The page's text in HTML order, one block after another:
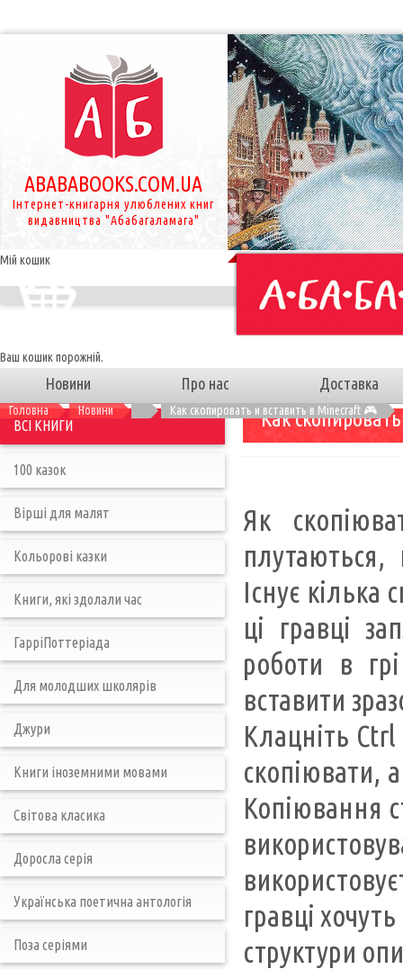
ABABABOOKS.COM.UA
Інтернет-книгарня улюблених книг
видавництва "Абабагаламага"
Мій кошик
Ваш кошик порожній.
Новини Про нас Доставка
Головна Новини Как скопировать и вставить в Minecraft 🎮
Как
Як
Існує
ці гравці
роботи в
вставити
Клацніть
скопіювати,
Копіювання
гравці
структури
ВСІ КНИГИ
100 казок
Вірші для малят
Кольорові казки
Книги, які здолали час
ГарріПоттеріада
Для молодших школярів
Джури
Книги іноземними мовами
Світова класика
Доросла серія
Українська поетична антологія
Поза серіями